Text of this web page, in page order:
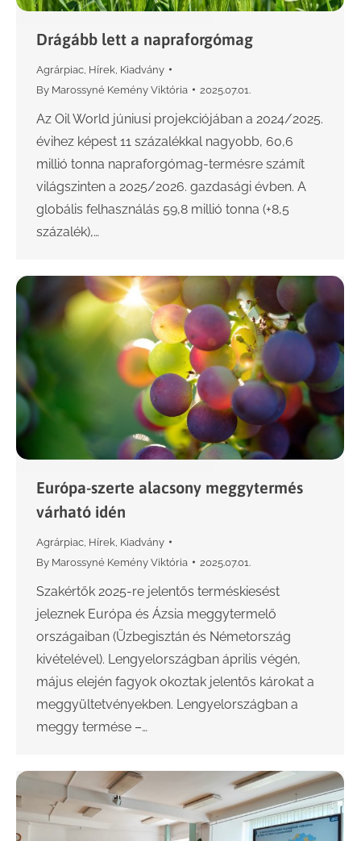
Drágább lett a napraforgómag
Agrárpiac Hírek Kiadvány
By Marossyné Kemény Viktória 2025.07.01.
Az Oil World júniusi projekciójában a 2024/2025.
évihez képest 11 százalékkal nagyobb, 60,6
millió tonna napraforgómag-termésre számít
világszinten a 2025/2026. gazdasági évben. A
globális felhasználás 59,8 millió tonna (+8,5
százalék),…
Európa-szerte alacsony meggytermés
várható idén
Agrárpiac Hírek Kiadvány
By Marossyné Kemény Viktória 2025.07.01.
Szakértők 2025-re jelentős terméskiesést
jeleznek Európa és Ázsia meggytermelő
országaiban (Üzbegisztán és Németország
kivételével). Lengyelországban április végén,
május elején fagyok okoztak jelentős károkat a
meggyültetvényekben. Lengyelországban a
meggy termése –…